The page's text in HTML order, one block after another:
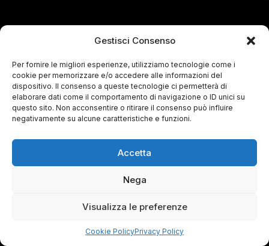
Gestisci Consenso
Per fornire le migliori esperienze, utilizziamo tecnologie come i
cookie per memorizzare e/o accedere alle informazioni del
dispositivo. Il consenso a queste tecnologie ci permetterà di
elaborare dati come il comportamento di navigazione o ID unici su
questo sito. Non acconsentire o ritirare il consenso può influire
negativamente su alcune caratteristiche e funzioni.
Accetta
Nega
Visualizza le preferenze
Cookie PolicyPrivacy Policy